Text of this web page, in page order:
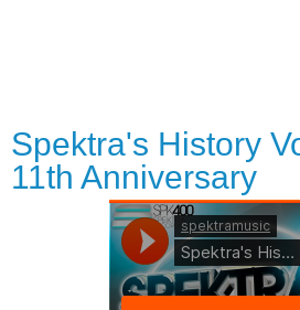
Spektra's History
11th Anniversary